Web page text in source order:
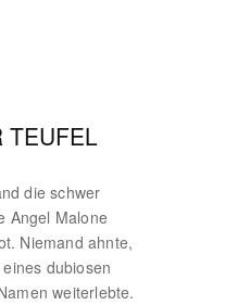
TEUFEL
die schwer
Angel Malone
Niemand ahnte,
dubiosen
weiterlebte.